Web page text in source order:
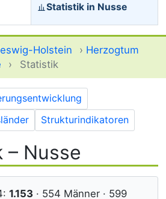
Statistik in Nusse
Holstein › Herzogtum
› Statistik
Strukturindikatoren
Nusse
1.153 · 554 Männer · 599